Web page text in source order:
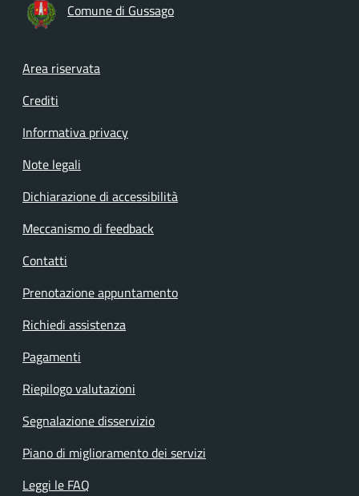
Comune di Gussago
Footer menu
Area riservata
Crediti
Informativa privacy
Note legali
Dichiarazione di accessibilità
Meccanismo di feedback
Contatti
Prenotazione appuntamento
Richiedi assistenza
Pagamenti
Riepilogo valutazioni
Segnalazione disservizio
Piano di miglioramento dei servizi
Leggi le FAQ